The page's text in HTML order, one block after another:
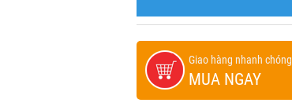
Giao hàng nhanh chóng
MUA NGAY